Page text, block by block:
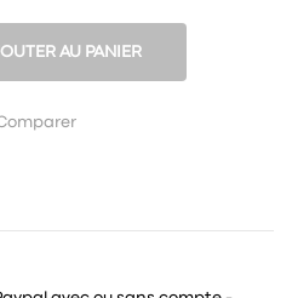
AU PANIER